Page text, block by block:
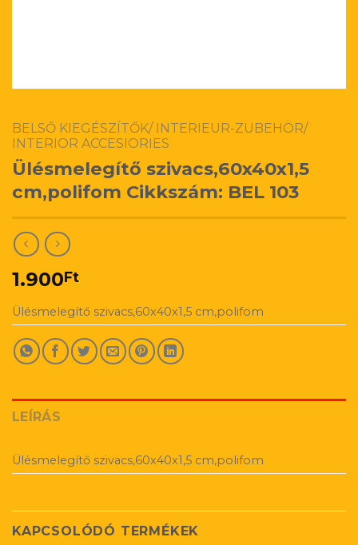
BELSŐ KIEGÉSZÍTŐK/ INTERIEUR-ZUBEHÖR/
INTERIOR ACCESIORIES
Ülésmelegítő szivacs,60x40x1,5
cm,polifom Cikkszám: BEL 103
1.900Ft
Ülésmelegítő szivacs,60x40x1,5 cm,polifom
LEÍRÁS
Ülésmelegítő szivacs,60x40x1,5 cm,polifom
KAPCSOLÓDÓ TERMÉKEK